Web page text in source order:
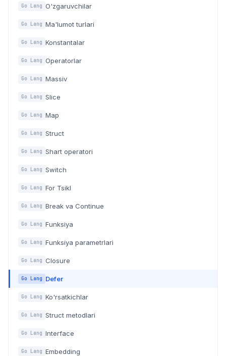
Go Lang O'zgaruvchilar
Go Lang Ma'lumot turlari
Go Lang Konstantalar
Go Lang Operatorlar
Go Lang Massiv
Go Lang Slice
Go Lang Map
Go Lang Struct
Go Lang Shart operatori
Go Lang Switch
Go Lang For Tsikl
Go Lang Break va Continue
Go Lang Funksiya
Go Lang Funksiya parametrlari
Go Lang Closure
Go Lang Defer
Go Lang Ko'rsatkichlar
Go Lang Struct metodlari
Go Lang Interface
Go Lang Embedding